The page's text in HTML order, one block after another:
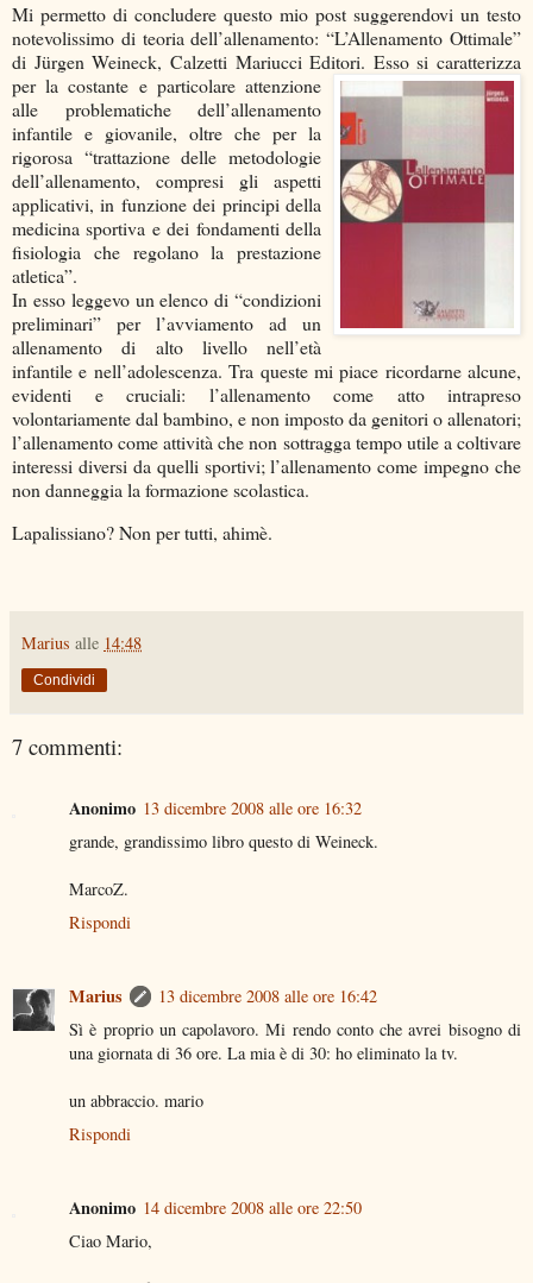
Mi permetto di concludere questo mio post suggerendovi un testo
notevolissimo di teoria dell’allenamento: “L’Allenamento Ottimale”
di Jürgen Weineck, Calzetti Mariucci Editori. Esso si caratterizza
per la costante e particolare attenzione
alle problematiche dell’allenamento
infantile e giovanile, oltre che per la
rigorosa “trattazione delle metodologie
dell’allenamento, compresi gli aspetti
applicativi, in funzione dei principi della
medicina sportiva e dei fondamenti della
fisiologia che regolano la prestazione
atletica”.
In esso leggevo un elenco di “condizioni
preliminari” per l’avviamento ad un
allenamento di alto livello nell’età
infantile e nell’adolescenza. Tra queste mi piace ricordarne alcune,
evidenti e cruciali: l’allenamento come atto intrapreso
volontariamente dal bambino, e non imposto da genitori o allenatori;
l’allenamento come attività che non sottragga tempo utile a coltivare
interessi diversi da quelli sportivi; l’allenamento come impegno che
non danneggia la formazione scolastica.
Lapalissiano? Non per tutti, ahimè.
Marius alle 14:48
Condividi
7 commenti:
Anonimo 13 dicembre 2008 alle ore 16:32
grande, grandissimo libro questo di Weineck.
MarcoZ.
Rispondi
Marius
13 dicembre 2008 alle ore 16:42
Sì è proprio un capolavoro. Mi rendo conto che avrei bisogno di
una giornata di 36 ore. La mia è di 30: ho eliminato la tv.
un abbraccio. mario
Rispondi
Anonimo 14 dicembre 2008 alle ore 22:50
Ciao Mario,